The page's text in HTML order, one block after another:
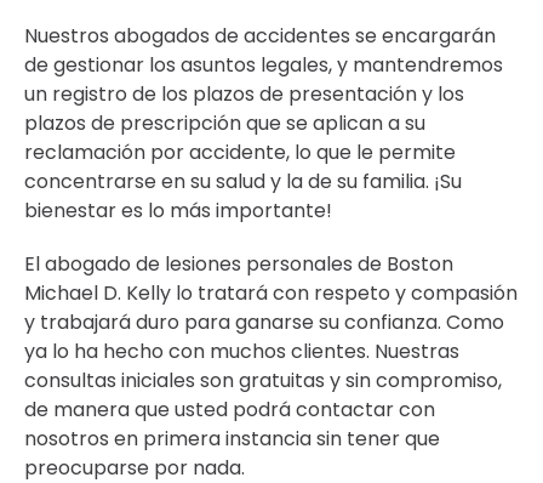
Nuestros abogados de accidentes se encargarán
de gestionar los asuntos legales, y mantendremos
un registro de los plazos de presentación y los
plazos de prescripción que se aplican a su
reclamación por accidente, lo que le permite
concentrarse en su salud y la de su familia. ¡Su
bienestar es lo más importante!
El abogado de lesiones personales de Boston
Michael D. Kelly lo tratará con respeto y compasión
y trabajará duro para ganarse su confianza. Como
ya lo ha hecho con muchos clientes. Nuestras
consultas iniciales son gratuitas y sin compromiso,
de manera que usted podrá contactar con
nosotros en primera instancia sin tener que
preocuparse por nada.